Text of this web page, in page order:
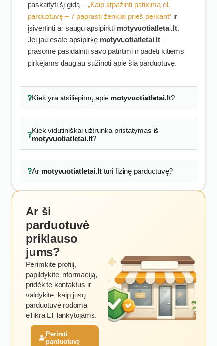
paskaityti šį gidą –„Kaip atpažinti patikimą el.
parduotuvę – 7 paprasti ženklai prieš perkant“ ir
įsivertinti ar saugu apsipirkti motyvuotiatletai.lt.
Jei jau esate apsipirkę motyvuotiatletai.lt –
prašome pasidalinti savo patirtimi ir padėti kitiems
pirkėjams daugiau sužinoti apie šią parduotuvę.
Kiek yra atsiliepimų apie motyvuotiatletai.lt?
Kiek vidutiniškai užtrunka pristatymas iš
motyvuotiatletai.lt?
Ar motyvuotiatletai.ltturi fizinę parduotuvę?
Ar ši
parduotuvė
priklauso
jums?
Perimkite profilį,
papildykite informaciją,
pridėkite kontaktus ir
valdykite, kaip jūsų
parduotuvė rodoma
eTikra.LT lankytojams.
Perimti
parduotuvę